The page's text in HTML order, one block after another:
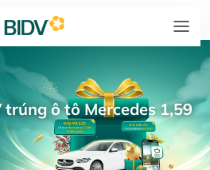
ô tô Mercedes 1,59